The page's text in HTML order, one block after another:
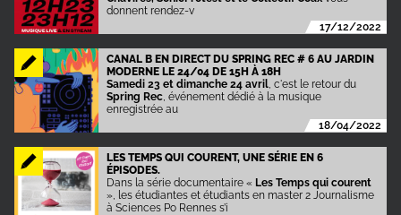
donnent rendez-v
17/12/2022
CANAL B EN DIRECT DU SPRING REC # 6 AU JARDIN
MODERNE LE 24/04 DE 15H À 18H
Samedi 23 et dimanche 24 avril, c'est le retour du
Spring Rec, événement dédié à la musique
enregistrée au
18/04/2022
LES TEMPS QUI COURENT, UNE SÉRIE EN 6
ÉPISODES.
Dans la série documentaire « Les Temps qui courent
», les étudiantes et étudiants en master 2 Journalisme
à Sciences Po Rennes s’i